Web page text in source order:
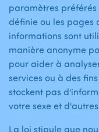
paramètres
définie ou les pages
informations sont
manière anonyme
pour aider à
services ou à des
stockent pas
votre sexe et
La loi stipule que